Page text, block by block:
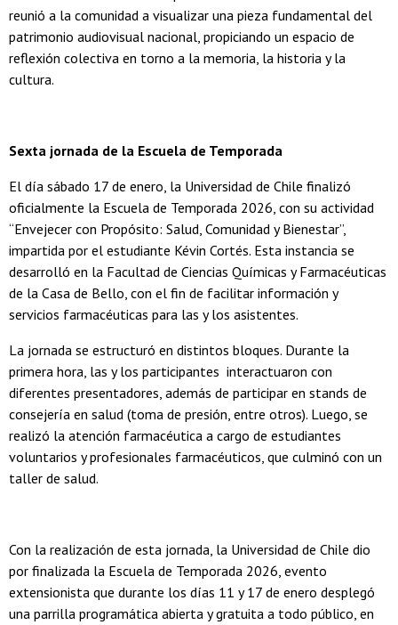
reunió a la comunidad a visualizar una pieza fundamental del
patrimonio audiovisual nacional, propiciando un espacio de
reflexión colectiva en torno a la memoria, la historia y la
cultura.
Sexta jornada de la Escuela de Temporada
El día sábado 17 de enero, la Universidad de Chile finalizó
oficialmente la Escuela de Temporada 2026, con su actividad
“Envejecer con Propósito: Salud, Comunidad y Bienestar”,
impartida por el estudiante Kévin Cortés. Esta instancia se
desarrolló en la Facultad de Ciencias Químicas y Farmacéuticas
de la Casa de Bello, con el fin de facilitar información y
servicios farmacéuticas para las y los asistentes.
La jornada se estructuró en distintos bloques. Durante la
primera hora, las y los participantes interactuaron con
diferentes presentadores, además de participar en stands de
consejería en salud (toma de presión, entre otros). Luego, se
realizó la atención farmacéutica a cargo de estudiantes
voluntarios y profesionales farmacéuticos, que culminó con un
taller de salud.
Con la realización de esta jornada, la Universidad de Chile dio
por finalizada la Escuela de Temporada 2026, evento
extensionista que durante los días 11 y 17 de enero desplegó
una parrilla programática abierta y gratuita a todo público, en